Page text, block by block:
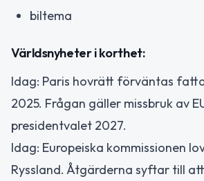
biltema
Världsnyheter i korthet:
Idag: Paris hovrätt förväntas
2025. Frågan gäller missbruk av
presidentvalet 2027.
Idag: Europeiska kommissionen
Ryssland. Åtgärderna syftar till